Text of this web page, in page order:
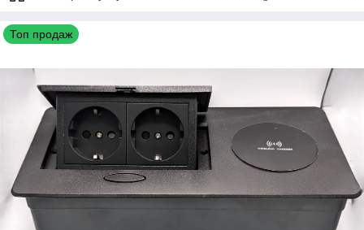
Топ продаж